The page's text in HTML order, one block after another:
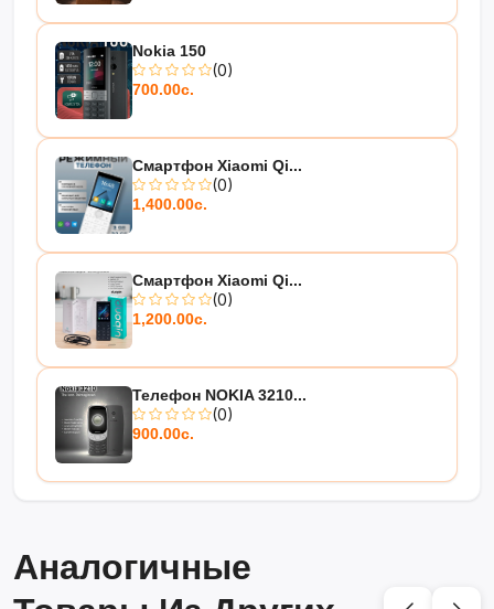
Nokia 150
(0)
700.00с.
Смартфон Xiaomi Qi...
(0)
1,400.00с.
Смартфон Xiaomi Qi...
(0)
1,200.00с.
Телефон NOKIA 3210...
(0)
900.00с.
Аналогичные